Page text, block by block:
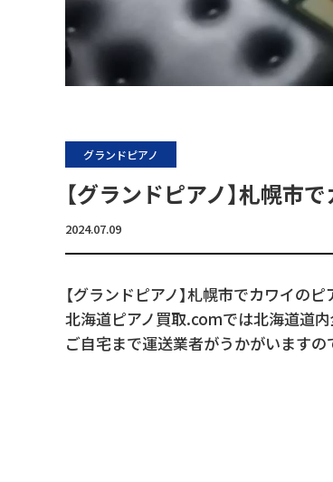
グランドピアノ
【グランドピアノ】札幌市
2024.07.09
【グランドピアノ】札幌市でカワイの
北海道ピアノ買取.comでは北海道道内
ご自宅まで運送業者がうかがいますの